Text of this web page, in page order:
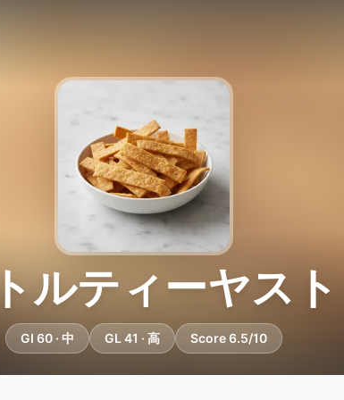
ルティーヤス
GI 60 · 中 GL 41 · 高 Score 6.5/10